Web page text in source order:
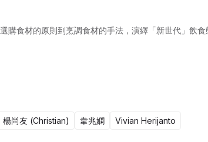
購食材的原則到烹調食材的手法，演繹「新世代」飲食
楊尚友 (Christian) 韋兆嫻 Vivian Herijanto